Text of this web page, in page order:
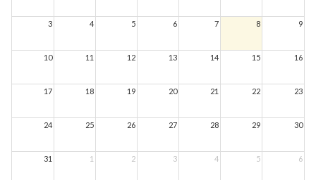
3 4 5 6 7 8 9
10 11 12 13 14 15 16
17 18 19 20 21 22 23
24 25 26 27 28 29 30
31 1 2 3 4 5 6